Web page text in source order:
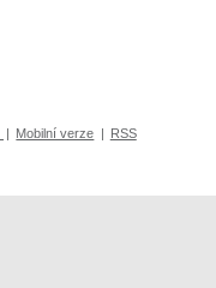
| Mobilní verze | RSS